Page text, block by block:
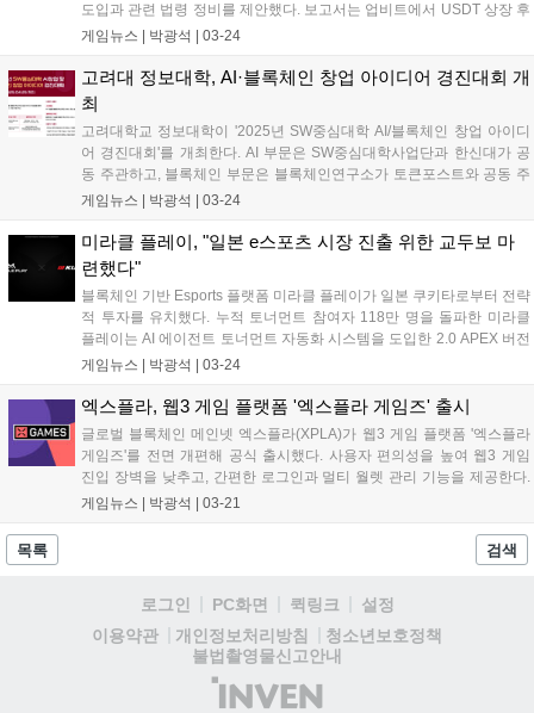
도입과 관련 법령 정비를 제안했다. 보고서는 업비트에서 USDT 상장 후
전체 자본 유출의 60%가 USDT를 통해 이뤄졌으며, 가상자산 해외 유출
내 디지털 자산 시장 경쟁력 강화에 기여하고, 가상자산 시장 왜곡 현상
해소에 도움이 될 것이라고 설명했다....
게임뉴스 | 박광석 03-24
고려대 정보대학, AI·블록체인 창업 아이디어 경진대회 개
최
고려대학교 정보대학이 '2025년 SW중심대학 AI/블록체인 창업 아이디
어 경진대회'를 개최한다. AI 부문은 SW중심대학사업단과 한신대가 공
동 주관하고, 블록체인 부문은 블록체인연구소가 토큰포스트와 공동 주
관한다. 3월 21일부터 4월 25일까지 접수하며, 5월 16일 고려대학교에
게임뉴스 | 박광석 03-24
미라클 플레이, "일본 e스포츠 시장 진출 위한 교두보 마
련했다"
블록체인 기반 Esports 플랫폼 미라클 플레이가 일본 쿠키타로부터 전략
적 투자를 유치했다. 누적 토너먼트 참여자 118만 명을 돌파한 미라클
플레이는 AI 에이전트 토너먼트 자동화 시스템을 도입한 2.0 APEX 버전
을 공개했다. 이달 말 AI 에이전트 기반 레이싱 게임 AI 그랑프리의 베타
구축, Web3 생태계 확장 프로젝트를 공동 추진할 계획이다....
게임뉴스 | 박광석 03-24
엑스플라, 웹3 게임 플랫폼 '엑스플라 게임즈' 출시
글로벌 블록체인 메인넷 엑스플라(XPLA)가 웹3 게임 플랫폼 '엑스플라
게임즈'를 전면 개편해 공식 출시했다. 사용자 편의성을 높여 웹3 게임
진입 장벽을 낮추고, 간편한 로그인과 멀티 월렛 관리 기능을 제공한다.
하반기에는 게임 랭킹, 이벤트 정보, 유저 보상 등 다양한 게임 경험을 제
게임뉴스 | 박광석 03-21
목록 검색
로그인 PC화면 퀵링크
설정
이용약관
개인정보처리방침
청소년보호정책
불법촬영물신고안내
(주)